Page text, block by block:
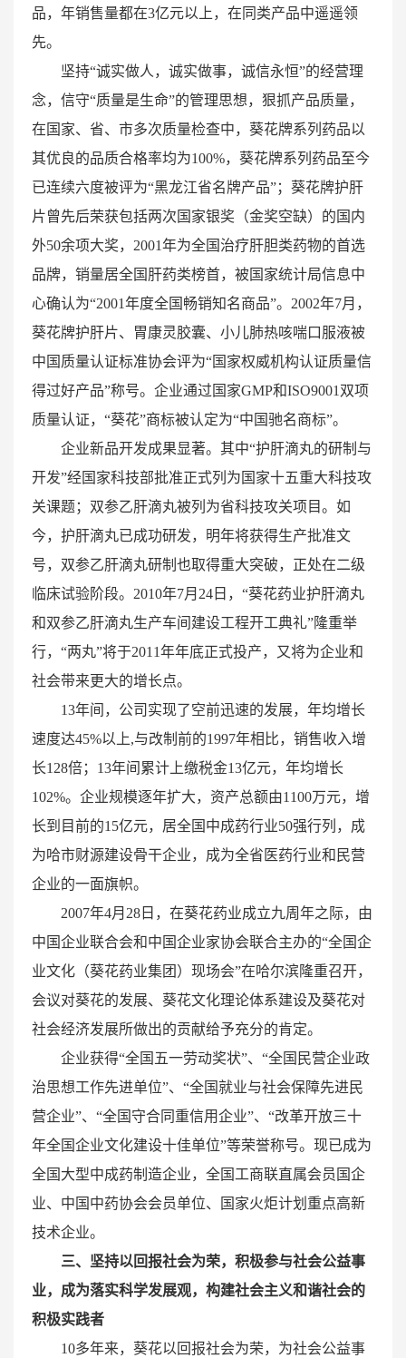
品，年销售量都在3亿元以上，在同类产品中遥遥领
先。
坚持“诚实做人，诚实做事，诚信永恒”的经营理
念，信守“质量是生命”的管理思想，狠抓产品质量，
在国家、省、市多次质量检查中，葵花牌系列药品以
其优良的品质合格率均为100%，葵花牌系列药品至今
已连续六度被评为“黑龙江省名牌产品”；葵花牌护肝
片曾先后荣获包括两次国家银奖（金奖空缺）的国内
外50余项大奖，2001年为全国治疗肝胆类药物的首选
品牌，销量居全国肝药类榜首，被国家统计局信息中
心确认为“2001年度全国畅销知名商品”。2002年7月，
葵花牌护肝片、胃康灵胶囊、小儿肺热咳喘口服液被
中国质量认证标准协会评为“国家权威机构认证质量信
得过好产品”称号。企业通过国家GMP和ISO9001双项
质量认证，“葵花”商标被认定为“中国驰名商标”。
企业新品开发成果显著。其中“护肝滴丸的研制与
开发”经国家科技部批准正式列为国家十五重大科技攻
关课题；双参乙肝滴丸被列为省科技攻关项目。如
今，护肝滴丸已成功研发，明年将获得生产批准文
号，双参乙肝滴丸研制也取得重大突破，正处在二级
临床试验阶段。2010年7月24日，“葵花药业护肝滴丸
和双参乙肝滴丸生产车间建设工程开工典礼”隆重举
行，“两丸”将于2011年年底正式投产，又将为企业和
社会带来更大的增长点。
13年间，公司实现了空前迅速的发展，年均增长
速度达45%以上,与改制前的1997年相比，销售收入增
长128倍；13年间累计上缴税金13亿元，年均增长
102%。企业规模逐年扩大，资产总额由1100万元，增
长到目前的15亿元，居全国中成药行业50强行列，成
为哈市财源建设骨干企业，成为全省医药行业和民营
企业的一面旗帜。
2007年4月28日，在葵花药业成立九周年之际，由
中国企业联合会和中国企业家协会联合主办的“全国企
业文化（葵花药业集团）现场会”在哈尔滨隆重召开，
会议对葵花的发展、葵花文化理论体系建设及葵花对
社会经济发展所做出的贡献给予充分的肯定。
企业获得“全国五一劳动奖状”、“全国民营企业政
治思想工作先进单位”、“全国就业与社会保障先进民
营企业”、“全国守合同重信用企业”、“改革开放三十
年全国企业文化建设十佳单位”等荣誉称号。现已成为
全国大型中成药制造企业，全国工商联直属会员国企
业、中国中药协会会员单位、国家火炬计划重点高新
技术企业。
三、坚持以回报社会为荣，积极参与社会公益事
业，成为落实科学发展观，构建社会主义和谐社会的
积极实践者
10多年来，葵花以回报社会为荣，为社会公益事